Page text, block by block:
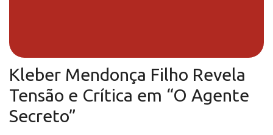
Kleber Mendonça Filho Revela
Tensão e Crítica em “O Agente
Secreto”